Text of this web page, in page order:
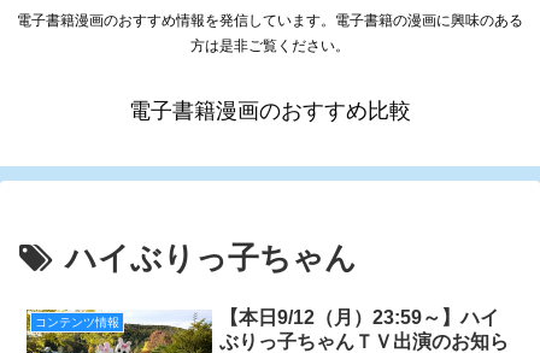
電子書籍漫画のおすすめ情報を発信しています。電子書籍の漫画に興味のある
方は是非ご覧ください。
電子書籍漫画のおすすめ比較
ハイぶりっ子ちゃん
コンテンツ情報
【本日9/12（月）23:59～】ハイ
ぶりっ子ちゃんＴＶ出演のお知ら